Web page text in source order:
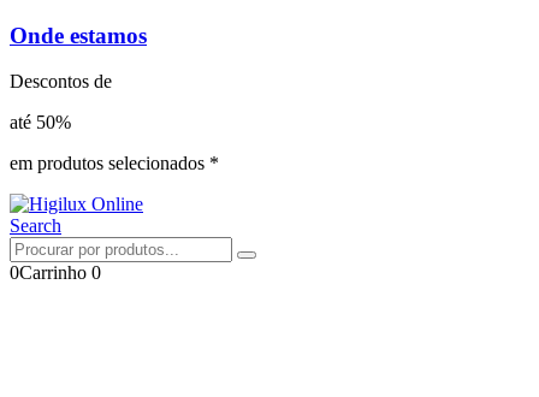
Onde estamos
Descontos de
até 50%
em produtos selecionados *
Search
0Carrinho 0